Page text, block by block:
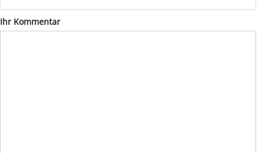
Ihr Kommentar